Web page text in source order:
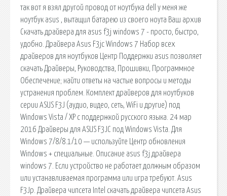
так вот я взял другой провод от ноутбука dell у меня же
ноутбук asus , вытащил батарею из своего ноута Ваш архив
Скачать драйвера для asus f3j windows 7 - просто, быстро,
удобно. Драйвера Asus F3jc Windows 7 Набор всех
драйверов для ноутбуков Центр Поддержки asus позволяет
скачать Драйверы, Руководства, Прошивки, Программное
Обеспечение; найти ответы на частые вопросы и методы
устранения проблем. Комплект драйверов для ноутбуков
серии ASUS F3J (аудио, видео, сеть, WiFi и другие) под
Windows Vista / XP с поддержкой русского языка. 24 мар
2016 Драйверы для ASUS F3JC под Windows Vista. Для
Windows 7/8/8.1/10 — используйте Центр обновления
Windows + специальные. Описание asus f3j драйвера
windows 7. Если устройство не работает должным образом
или устанавливаемая программа или игра требуют. Asus
F3Jp. Драйвера чипсета Intel скачать драйвера чипсета Asus